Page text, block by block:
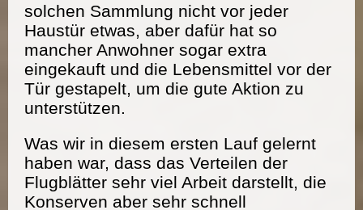
solchen Sammlung nicht vor jeder
Haustür etwas, aber dafür hat so
mancher Anwohner sogar extra
eingekauft und die Lebensmittel vor der
Tür gestapelt, um die gute Aktion zu
unterstützen.
Was wir in diesem ersten Lauf gelernt
haben war, dass das Verteilen der
Flugblätter sehr viel Arbeit darstellt, die
Konserven aber sehr schnell